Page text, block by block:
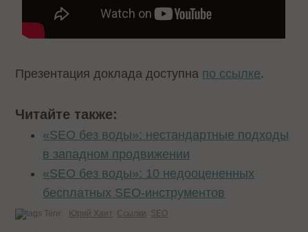
Презентация доклада доступна по ссылке.
Читайте также:
«SEO без воды»: нестандартные подходы
в западном продвижении
«SEO без воды»: 10 недооцененных
бесплатных SEO-инструментов
Теги: Юрий Хаит Ссылки SEO